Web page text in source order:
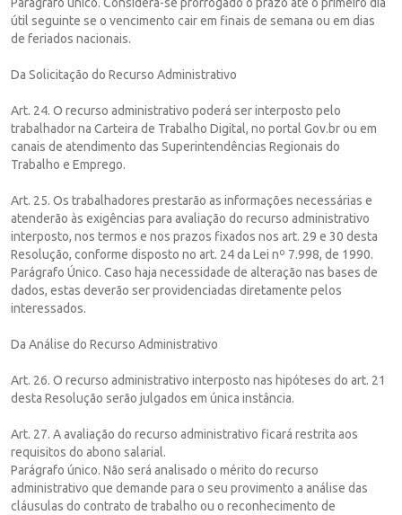
útil seguinte se o vencimento cair em finais de semana ou em dias
de feriados nacionais.
Da Solicitação do Recurso Administrativo
Art. 24. O recurso administrativo poderá ser interposto pelo
trabalhador na Carteira de Trabalho Digital, no portal Gov.br ou em
canais de atendimento das Superintendências Regionais do
Trabalho e Emprego.
Art. 25. Os trabalhadores prestarão as informações necessárias e
atenderão às exigências para avaliação do recurso administrativo
interposto, nos termos e nos prazos fixados nos art. 29 e 30 desta
Resolução, conforme disposto no art. 24 da Lei nº 7.998, de 1990.
Parágrafo Único. Caso haja necessidade de alteração nas bases de
dados, estas deverão ser providenciadas diretamente pelos
interessados.
Da Análise do Recurso Administrativo
Art. 26. O recurso administrativo interposto nas hipóteses do art. 21
desta Resolução serão julgados em única instância.
Art. 27. A avaliação do recurso administrativo ficará restrita aos
requisitos do abono salarial.
Parágrafo único. Não será analisado o mérito do recurso
administrativo que demande para o seu provimento a análise das
cláusulas do contrato de trabalho ou o reconhecimento de